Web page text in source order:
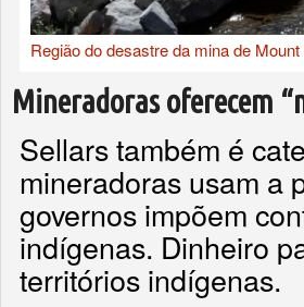
Região do desastre da mina de
Mineradoras oferecem
Sellars também é
mineradoras usam a
governos impõem
indígenas. Dinheiro
territórios indígenas.